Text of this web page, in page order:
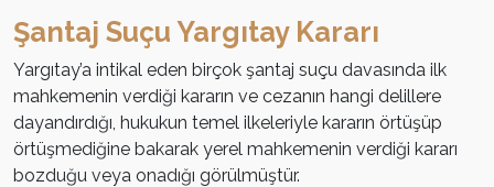
Şantaj Suçu Yargıtay Kararı
Yargıtay’a intikal eden birçok şantaj suçu davasında ilk
mahkemenin verdiği kararın ve cezanın hangi delillere
dayandırdığı, hukukun temel ilkeleriyle kararın örtüşüp
örtüşmediğine bakarak yerel mahkemenin verdiği kararı
bozduğu veya onadığı görülmüştür.